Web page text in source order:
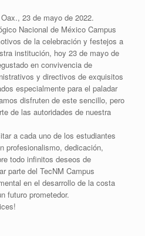
23 de mayo de 2022.
Nacional de México Campus
de la celebración y festejos a
institución, hoy 23 de mayo de
en convivencia de
y directivos de exquisitos
especialmente para el paladar
disfruten de este sencillo, pero
de las autoridades de nuestra
a cada uno de los estudiantes
profesionalismo, dedicación,
todo infinitos deseos de
parte del TecNM Campus
en el desarrollo de la costa
futuro prometedor.